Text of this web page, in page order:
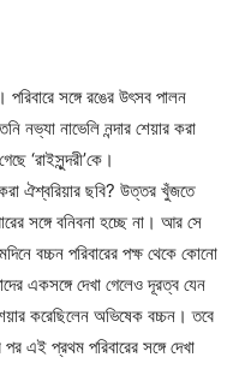
সঙ্গে রঙের উৎসব পালন
নভ্যা নাভেলি নন্দার শেয়ার করা
‘রাইসুন্দরী’কে।
ঐশ্বরিয়ার ছবি? উত্তর খুঁজতে
সঙ্গে বনিবনা হচ্ছে না। আর সে
বচ্চন পরিবারের পক্ষ থেকে কোনো
একসঙ্গে দেখা গেলেও দূরত্ব যেন
করেছিলেন অভিষেক বচ্চন। তবে
পর এই প্রথম পরিবারের সঙ্গে দেখা